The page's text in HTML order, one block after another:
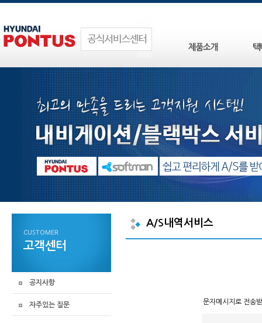
CUSTOMER
고객센터
공지사항
자주있는 질문
A/S내역서비스
문자메시지로 전송